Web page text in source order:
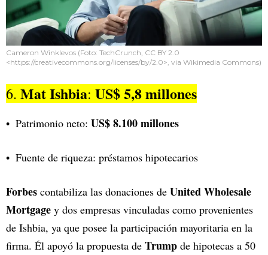
Cameron Winklevos (Foto: TechCrunch, CC BY 2.0
<https://creativecommons.org/licenses/by/2.0>, via Wikimedia Commons)
6. Mat Ishbia: US$ 5,8 millones
Patrimonio neto: US$ 8.100 millones
Fuente de riqueza: préstamos hipotecarios
Forbes contabiliza las donaciones de United Wholesale
Mortgage y dos empresas vinculadas como provenientes
de Ishbia, ya que posee la participación mayoritaria en la
firma. Él apoyó la propuesta de Trump de hipotecas a 50